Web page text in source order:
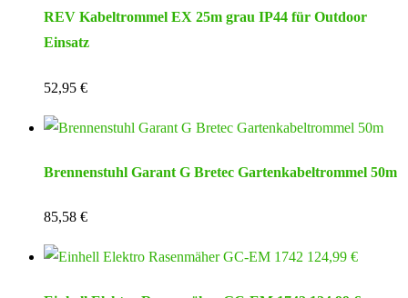
REV Kabeltrommel EX 25m grau IP44 für Outdoor
Einsatz
52,95 €
Brennenstuhl Garant G Bretec Gartenkabeltrommel 50m
85,58 €